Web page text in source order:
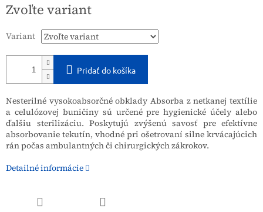
cena:
Zvoľte variant
Variant
Pridať do košíka
Nesterilné vysokoabsorčné obklady Absorba z netkanej textílie
a celulózovej buničiny sú určené pre hygienické účely alebo
ďalšiu sterilizáciu. Poskytujú zvýšenú savosť pre efektívne
absorbovanie tekutín, vhodné pri ošetrovaní silne krvácajúcich
rán počas ambulantných či chirurgických zákrokov.
Detailné informácie